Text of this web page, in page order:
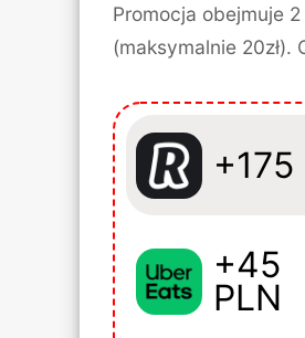
Promocja obejmuje
(maksymalnie
+175
+45
PLN